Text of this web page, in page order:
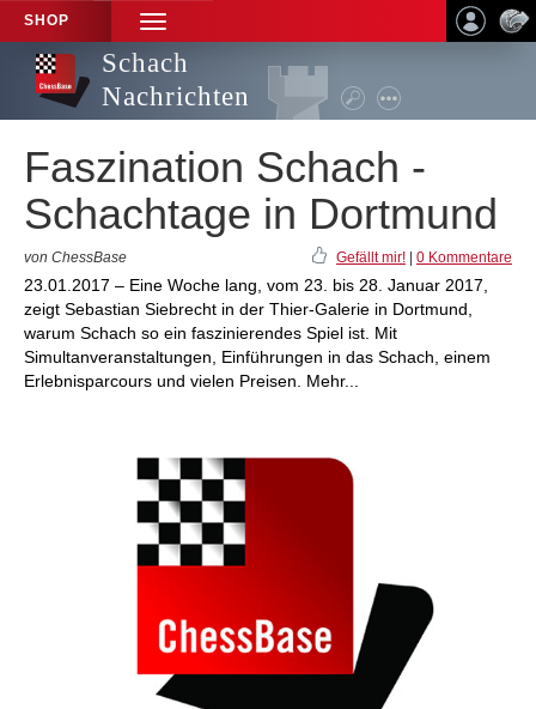
SHOP
TOGGLE
NAVIGATION
Schach
Nachrichten
Faszination Schach -
Schachtage in Dortmund
von ChessBase Gefällt mir! 0 Kommentare
23.01.2017 – Eine Woche lang, vom 23. bis 28. Januar 2017,
zeigt Sebastian Siebrecht in der Thier-Galerie in Dortmund,
warum Schach so ein faszinierendes Spiel ist. Mit
Simultanveranstaltungen, Einführungen in das Schach, einem
Erlebnisparcours und vielen Preisen. Mehr...